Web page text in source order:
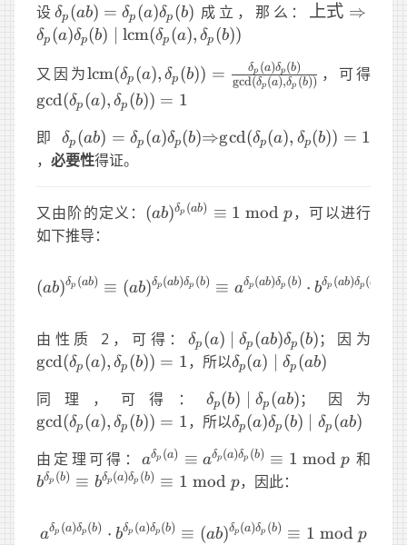
设\delta_p(ab)=\delta_p(a)\delta_p(b)
δp (ab) = δp (a)δp (b) 成立，那么： 上式
上式 ⇒
δp (a)δp(b) lcm(δp (a), δp (b))
又因为\text{lcm}
(\delta_p(a),\delta_p(b)) =
\frac{\delta_p(a)\delta_p(b)}
{\gcd(\delta_p(a),\delta_p(b))}
lcm(δp (a), δp (b)) = gcd(δp (a),δp (b))
δp (a)δp (b) ，可得
gcd(δp (a), δp (b)) = 1
即\delta_p(ab)=\delta_p(a)\delta_p(b)
δp (ab) = δp (a)δp(b)\Rightarrow
⇒gcd(δp(a), δp(b)) = 1
， 必要性得证。
又由阶的定义： (ab)^{\delta_p(ab)}\equiv1\
(ab)δp (ab) ≡ 1 mod p，可以进行
如下推导：
(ab)δp (ab) ≡ (ab)δp (ab)δp (b) ≡ aδp (ab)δp (b) ⋅ bδp (ab)δp (b
由性质 2，可得： δp (a) δp (ab)δp (b)；因为
gcd(δp (a), δp (b)) = 1，所以δp(a) δp (ab)
同理，可得：
δp(b) δp (ab)；因为
gcd(δp (a), δp (b)) = 1，所以δp(a)δp (b) δp (ab)
由定理可得：a^{\delta_p(a)}\equiv
aδp (a) ≡ aδp (a)δp (b) ≡ 1 mod p和
bδp (b) ≡ bδp (a)δp (b) ≡ 1 mod p，因此：
aδp (a)δp (b) ⋅ bδp (a)δp (b) ≡ (ab)δp (a)δp (b) ≡ 1 mod p